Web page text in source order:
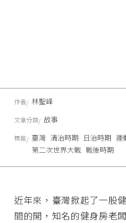
近年來，臺灣掀起了一股
間的開，知名的健身房老
作者 林聖峰
文章分類 故事
標籤 臺灣 清治時期 日治時期 運
第二次世界大戰 戰後時期